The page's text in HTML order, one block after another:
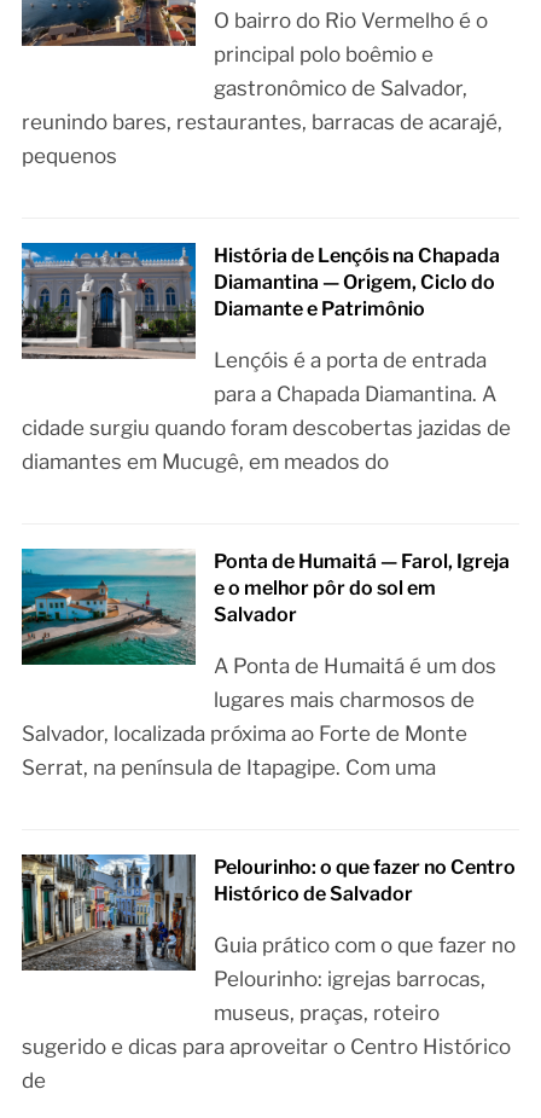
O bairro do Rio Vermelho é o
principal polo boêmio e
gastronômico de Salvador,
reunindo bares, restaurantes, barracas de acarajé,
pequenos
História de Lençóis na Chapada
Diamantina — Origem, Ciclo do
Diamante e Patrimônio
Lençóis é a porta de entrada
para a Chapada Diamantina. A
cidade surgiu quando foram descobertas jazidas de
diamantes em Mucugê, em meados do
Ponta de Humaitá — Farol, Igreja
e o melhor pôr do sol em
Salvador
A Ponta de Humaitá é um dos
lugares mais charmosos de
Salvador, localizada próxima ao Forte de Monte
Serrat, na península de Itapagipe. Com uma
Pelourinho: o que fazer no Centro
Histórico de Salvador
Guia prático com o que fazer no
Pelourinho: igrejas barrocas,
museus, praças, roteiro
sugerido e dicas para aproveitar o Centro Histórico
de